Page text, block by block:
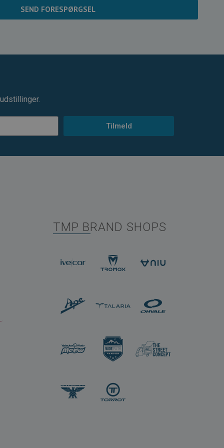
SEND FORESPØRGSEL
Tilmeld
TMP BRAND SHOPS